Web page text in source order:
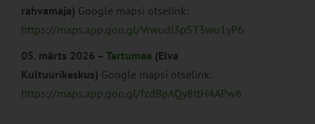
rahvamaja) Google mapsi otselink:
https://maps.app.goo.gl/Vrwudi3pST3wu1yP6
05. märts 2026 – Tartumaa (Elva
Kultuurikeskus) Google mapsi otselink:
https://maps.app.goo.gl/fzdBpAQy8ttH4APw6